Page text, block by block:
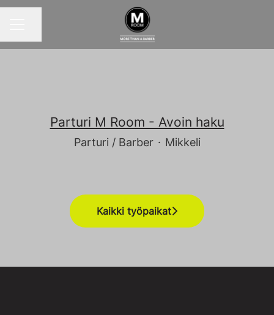
Parturi M Room - Avoin haku
Parturi / Barber · Mikkeli
Kaikki työpaikat